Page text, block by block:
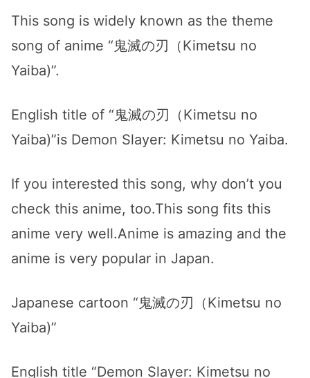
This song is widely known as the theme
song of anime “鬼滅の刃（Kimetsu no
Yaiba)”.
English title of “鬼滅の刃（Kimetsu no
Yaiba)”is Demon Slayer: Kimetsu no Yaiba.
If you interested this song, why don’t you
check this anime, too.This song fits this
anime very well.Anime is amazing and the
anime is very popular in Japan.
Japanese cartoon “鬼滅の刃（Kimetsu no
Yaiba)”
English title “Demon Slayer: Kimetsu no